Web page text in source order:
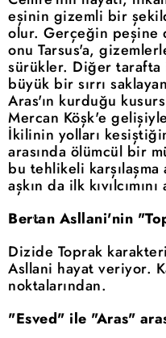
eşinin gizemli bir
olur. Gerçeğin peşine
onu Tarsus'a,
sürükler. Diğer
büyük bir sırrı
Aras'ın kurduğu
Mercan Köşk'e
İkilinin yolları
arasında ölümcül bir
bu tehlikeli karşılaşma
aşkın da ilk
Bertan Asllani'nin
Dizide Toprak
Asllani hayat veriyor.
noktalarından.
"Esved" ile "Aras"